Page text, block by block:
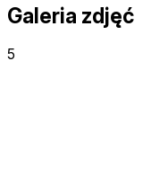
Galeria zdjęć
5